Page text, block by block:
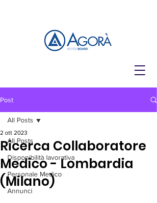
Post
All Posts
Disponibilità lavorativa
Personale Medico
Annunci
All Posts
Ricerca Collaboratore
Medico - Lombardia
(Milano)
2 ott 2023